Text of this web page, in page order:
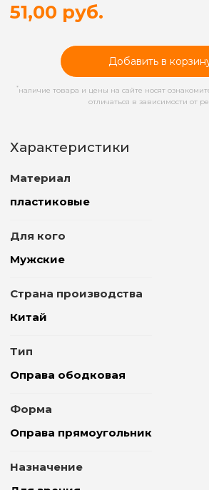
51,00 руб.
Добавить в
* наличие товара и цены на сайте носят
отличаться в зависимости от
Характеристики
Материал
пластиковые
Для кого
Мужские
Страна производства
Китай
Тип
Оправа ободковая
Форма
Оправа прямоугольник
Назначение